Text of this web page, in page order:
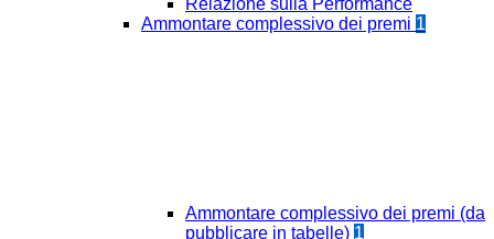
Relazione sulla Performance
Ammontare complessivo dei premi 1
Ammontare complessivo dei premi (da
pubblicare in tabelle) 1